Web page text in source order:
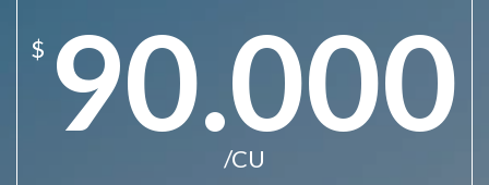
$ 90.000
/CU